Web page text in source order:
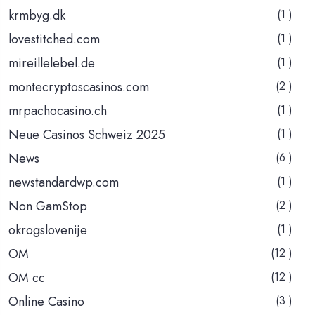
krmbyg.dk
(1 )
lovestitched.com (1 )
mireillelebel.de (1 )
montecryptoscasinos.com (2 )
mrpachocasino.ch (1 )
Neue Casinos Schweiz 2025 (1 )
News (6 )
newstandardwp.com (1 )
Non GamStop (2 )
okrogslovenije (1 )
OM (12 )
OM cc (12 )
Online Casino (3 )